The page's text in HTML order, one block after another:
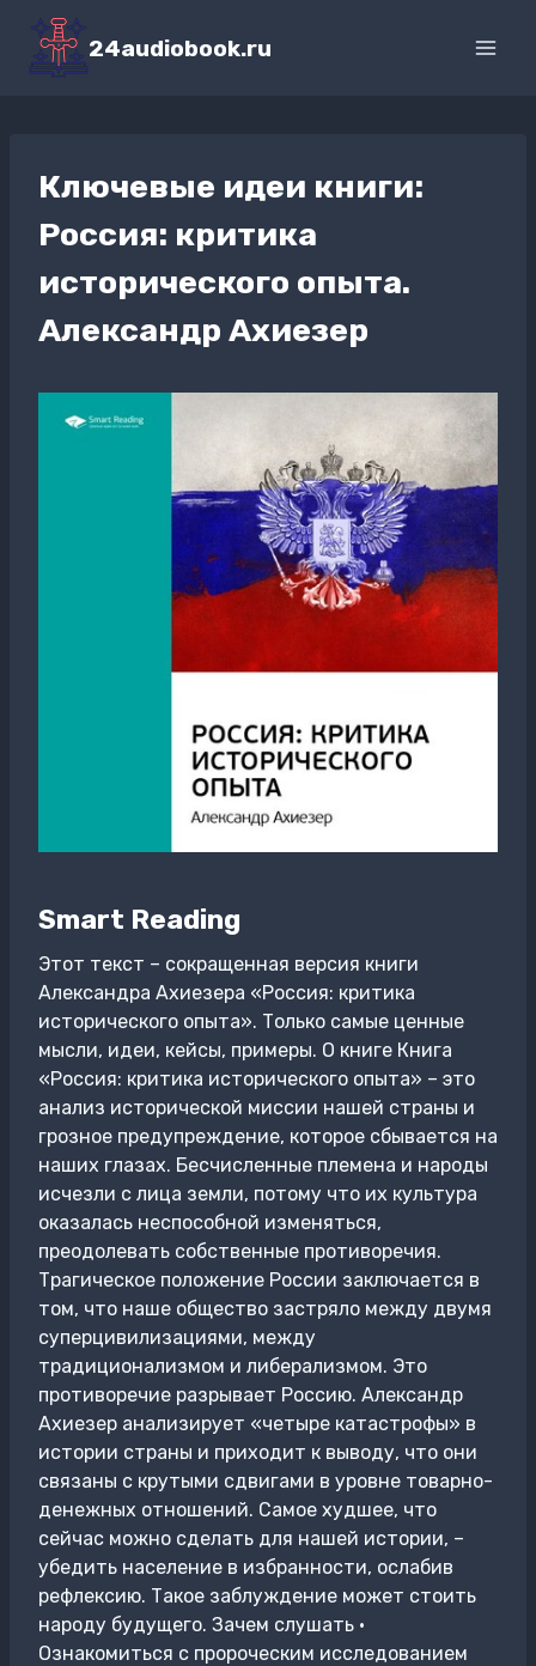
Перейти
содержимому
24audiobook.ru
Ключевые идеи книги:
Россия: критика
исторического опыта.
Александр Ахиезер
Smart Reading
Этот текст – сокращенная версия книги
Александра Ахиезера «Россия: критика
исторического опыта». Только самые ценные
мысли, идеи, кейсы, примеры. О книге Книга
«Россия: критика исторического опыта» – это
анализ исторической миссии нашей страны и
грозное предупреждение, которое сбывается на
наших глазах. Бесчисленные племена и народы
исчезли с лица земли, потому что их культура
оказалась неспособной изменяться,
преодолевать собственные противоречия.
Трагическое положение России заключается в
том, что наше общество застряло между двумя
суперцивилизациями, между
традиционализмом и либерализмом. Это
противоречие разрывает Россию. Александр
Ахиезер анализирует «четыре катастрофы» в
истории страны и приходит к выводу, что они
связаны с крутыми сдвигами в уровне товарно-
денежных отношений. Самое худшее, что
сейчас можно сделать для нашей истории, –
убедить население в избранности, ослабив
рефлексию. Такое заблуждение может стоить
народу будущего. Зачем слушать •
Ознакомиться с пророческим исследованием